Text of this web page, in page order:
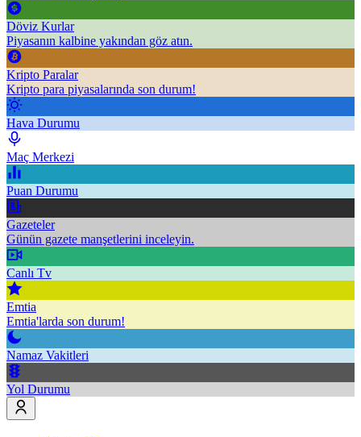
Döviz Kurlar
Piyasanın kalbine yakından göz atın.
Kripto Paralar
Kripto para piyasalarında son durum!
Hava Durumu
Maç Merkezi
Puan Durumu
Gazeteler
Günün gazete manşetlerini inceleyin.
Canlı Tv
Emtia
Emtia'larda son durum!
Namaz Vakitleri
Yol Durumu